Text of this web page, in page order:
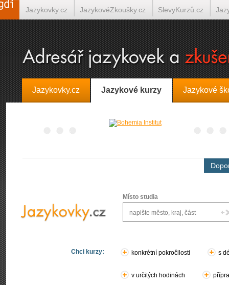
Jazykovky.cz Jazykové kurzy Jazykové
Místo studia
Chci kurzy: konkrétní pokročilosti s
v určitých hodinách
Jazykovky.cz JazykovéZkoušky.cz SlevyKurzů.cz
Španělština on-line Italština on-line Tlumočení-